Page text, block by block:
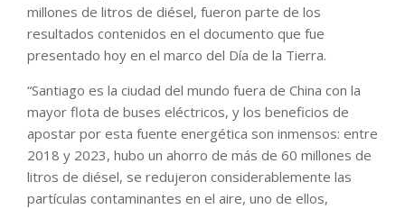
millones de litros de diésel, fueron parte de los
resultados contenidos en el documento que fue
presentado hoy en el marco del Día de la Tierra.
“Santiago es la ciudad del mundo fuera de China con la
mayor flota de buses eléctricos, y los beneficios de
apostar por esta fuente energética son inmensos: entre
2018 y 2023, hubo un ahorro de más de 60 millones de
litros de diésel, se redujeron considerablemente las
partículas contaminantes en el aire, uno de ellos,